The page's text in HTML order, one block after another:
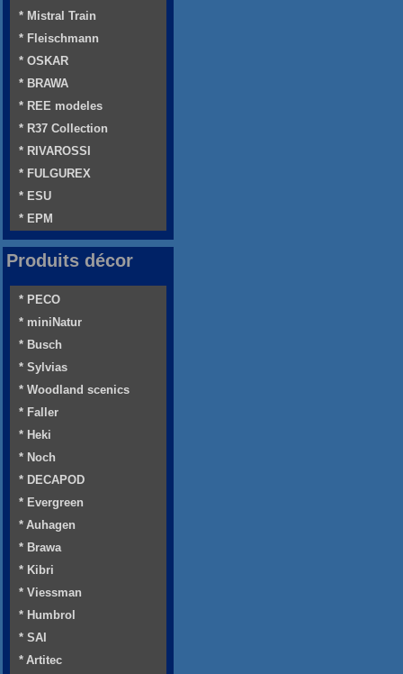
* Mistral Train
* Fleischmann
* OSKAR
* BRAWA
* REE modeles
* R37 Collection
* RIVAROSSI
* FULGUREX
* ESU
* EPM
Produits décor
* PECO
* miniNatur
* Busch
* Sylvias
* Woodland scenics
* Faller
* Heki
* Noch
* DECAPOD
* Evergreen
* Auhagen
* Brawa
* Kibri
* Viessman
* Humbrol
* SAI
* Artitec